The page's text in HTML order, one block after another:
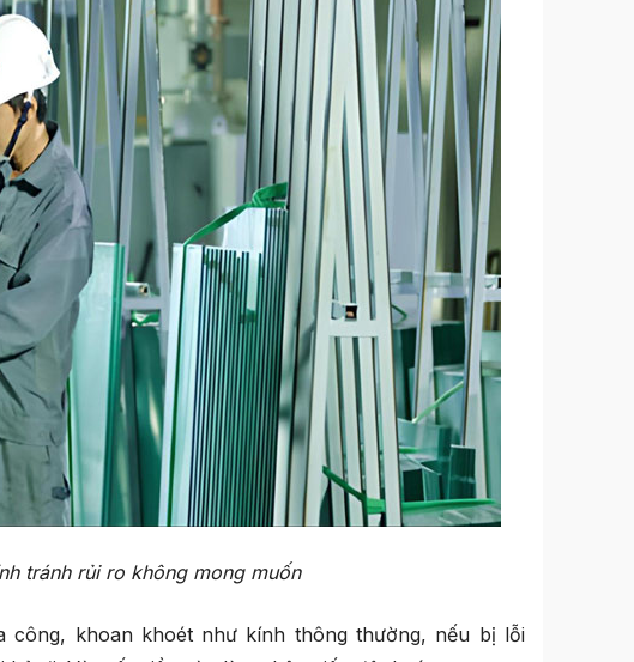
tránh rủi ro không mong muốn
khoan khoét như kính thông thường, nếu bị lỗi